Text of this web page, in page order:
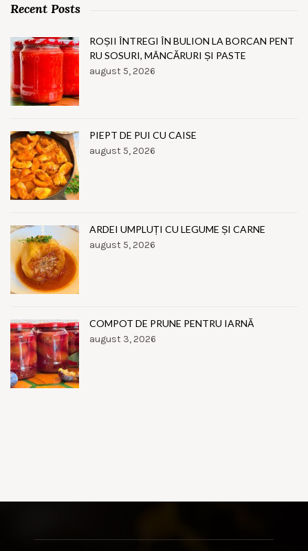
Recent Posts
ROȘII ÎNTREGI ÎN BULION LA BORCAN PENT
RU SOSURI, MÂNCĂRURI ȘI PASTE
august 5, 2026
PIEPT DE PUI CU CAISE
august 5, 2026
ARDEI UMPLUȚI CU LEGUME ȘI CARNE
august 5, 2026
COMPOT DE PRUNE PENTRU IARNĂ
august 3, 2026